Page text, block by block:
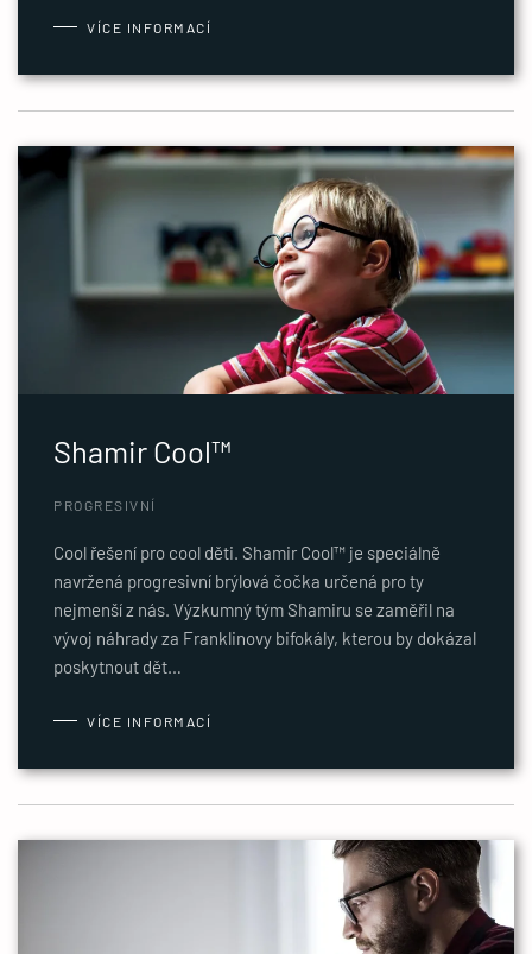
VÍCE INFORMACÍ
Shamir Cool™
PROGRESIVNÍ
Cool řešení pro cool děti. Shamir Cool™ je speciálně
navržená progresivní brýlová čočka určená pro ty
nejmenší z nás. Výzkumný tým Shamiru se zaměřil na
vývoj náhrady za Franklinovy bifokály, kterou by dokázal
poskytnout dět…
VÍCE INFORMACÍ